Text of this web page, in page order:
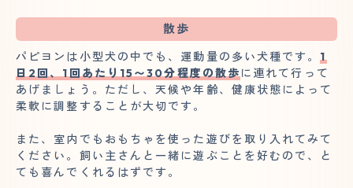
散歩
パピヨンは小型犬の中でも、運動量の多い犬種です。 1
日2回、1回あたり15〜30分程度の散歩 に連れて行って
あげましょう。ただし、天候や年齢、健康状態によって
柔軟に調整することが大切です。
また、室内でもおもちゃを使った遊びを取り入れてみて
ください。飼い主さんと一緒に遊ぶことを好むので、と
ても喜んでくれるはずです。